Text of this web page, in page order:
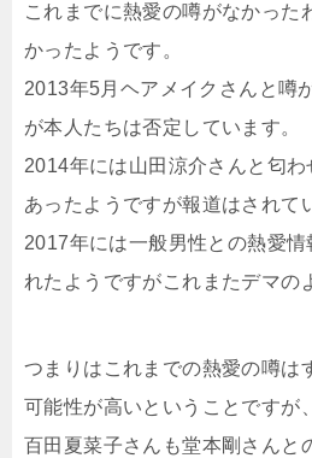
これまでに熱愛の噂がなかった
かったようです。
2013年5月ヘアメイクさんと噂
が本人たちは否定しています。
2014年には山田涼介さんと匂わ
あったようですが報道はされて
2017年には一般男性との熱愛情
れたようですがこれまたデマの
つまりはこれまでの熱愛の噂は
可能性が高いということですが
百田夏菜子さんも堂本剛さんと